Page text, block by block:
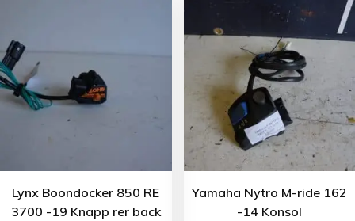
Lynx Boondocker 850 RE
3700 -19 Knapp rer back
Yamaha Nytro M-ride 162
-14 Konsol